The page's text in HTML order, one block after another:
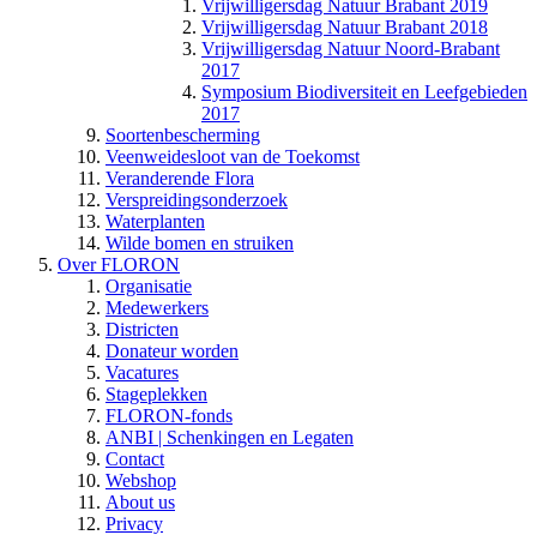
Vrijwilligersdag Natuur Brabant 2019
Vrijwilligersdag Natuur Brabant 2018
Vrijwilligersdag Natuur Noord-Brabant
2017
Symposium Biodiversiteit en Leefgebieden
2017
Soortenbescherming
Veenweidesloot van de Toekomst
Veranderende Flora
Verspreidingsonderzoek
Waterplanten
Wilde bomen en struiken
Over FLORON
Organisatie
Medewerkers
Districten
Donateur worden
Vacatures
Stageplekken
FLORON-fonds
ANBI | Schenkingen en Legaten
Contact
Webshop
About us
Privacy